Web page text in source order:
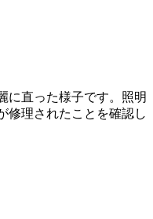
に直った様子です。照明
修理されたことを確認し